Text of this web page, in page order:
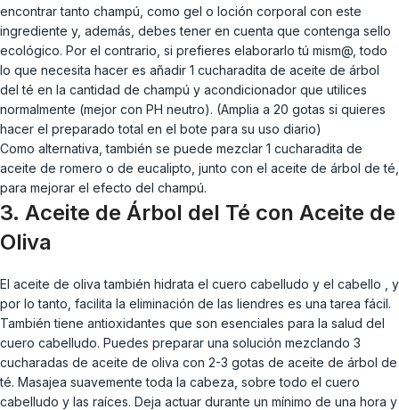
encontrar tanto champú, como gel o loción corporal con este
ingrediente y, además, debes tener en cuenta que contenga sello
ecológico. Por el contrario, si prefieres elaborarlo tú mism@, todo
lo que necesita hacer es añadir 1 cucharadita de aceite de árbol
del té en la cantidad de champú y acondicionador que utilices
normalmente (mejor con PH neutro). (Amplia a 20 gotas si quieres
hacer el preparado total en el bote para su uso diario)
Como alternativa, también se puede mezclar 1 cucharadita de
aceite de romero o de eucalipto, junto con el aceite de árbol de té,
para mejorar el efecto del champú.
3. Aceite de Árbol del Té con Aceite de
Oliva
El aceite de oliva también hidrata el cuero cabelludo y el cabello , y
por lo tanto, facilita la eliminación de las liendres es una tarea fácil.
También tiene antioxidantes que son esenciales para la salud del
cuero cabelludo. Puedes preparar una solución mezclando 3
cucharadas de aceite de oliva con 2-3 gotas de aceite de árbol de
té. Masajea suavemente toda la cabeza, sobre todo el cuero
cabelludo y las raíces. Deja actuar durante un mínimo de una hora y